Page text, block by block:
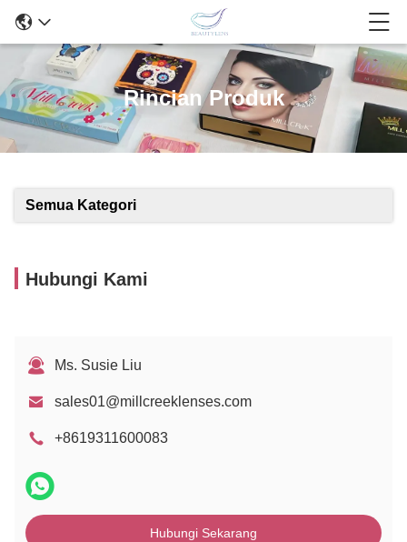
Rincian Produk
Semua Kategori
Hubungi Kami
Ms. Susie Liu
sales01@millcreeklenses.com
+8619311600083
Hubungi Sekarang